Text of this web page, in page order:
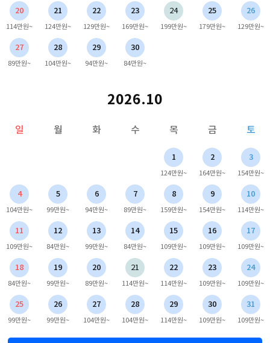
20
114만원~
21
124만원~
22
129만원~
23
169만원~
24
199만원~
25
179만원~
26
129만원~
27
89만원~
28
104만원~
29
94만원~
30
84만원~
2026.10
일 월 화 수 목 금 토
1
124만원~
2
164만원~
3
154만원~
4
104만원~
5
99만원~
6
94만원~
7
89만원~
8
159만원~
9
154만원~
10
114만원~
11
109만원~
12
84만원~
13
99만원~
14
84만원~
15
109만원~
16
109만원~
17
109만원~
18
84만원~
19
99만원~
20
89만원~
21
114만원~
22
114만원~
23
109만원~
24
109만원~
25
99만원~
26
99만원~
27
104만원~
28
104만원~
29
114만원~
30
109만원~
31
109만원~